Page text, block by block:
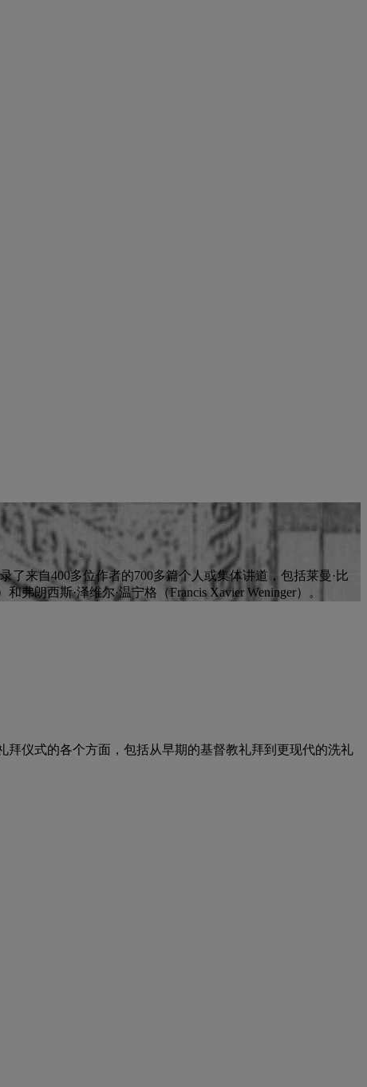
了来自400多位作者的700多篇个人或集体讲道，包括莱曼·比
弗朗西斯·泽维尔·温宁格（Francis Xavier Weninger）。
拜仪式的各个方面，包括从早期的基督教礼拜到更现代的洗礼